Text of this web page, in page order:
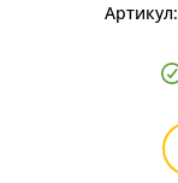
Артикул: